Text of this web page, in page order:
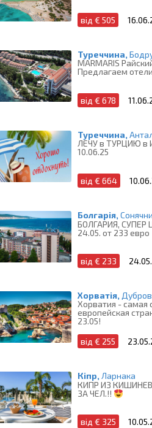
від € 505
Туреччина,
MARMARIS
Предлагаем
від € 678
Туреччина,
ЛЕЧУ в ТУРЦИЮ в
10.06.25
від € 664
Болгарія,
БОЛГАРИЯ, СУПЕР
24.05. от 233 евро
від € 233
Хорватія,
Хорватия - самая
европейская
23.05!
від € 255
Кіпр, Ларнака
КИПР ИЗ
ЗА ЧЕЛ.!!
від € 325